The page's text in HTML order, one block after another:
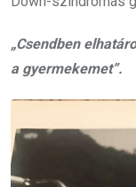
„Csendben
a gyermekemet”.